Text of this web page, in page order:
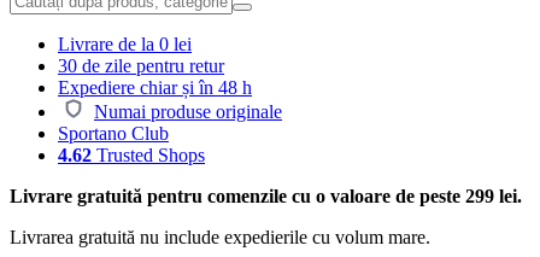
Livrare de la 0 lei
30 de zile pentru retur
Expediere chiar și în 48 h
Numai produse originale
Sportano Club
4.62 Trusted Shops
Livrare gratuită pentru comenzile cu o valoare de peste 299 lei.
Livrarea gratuită nu include expedierile cu volum mare.